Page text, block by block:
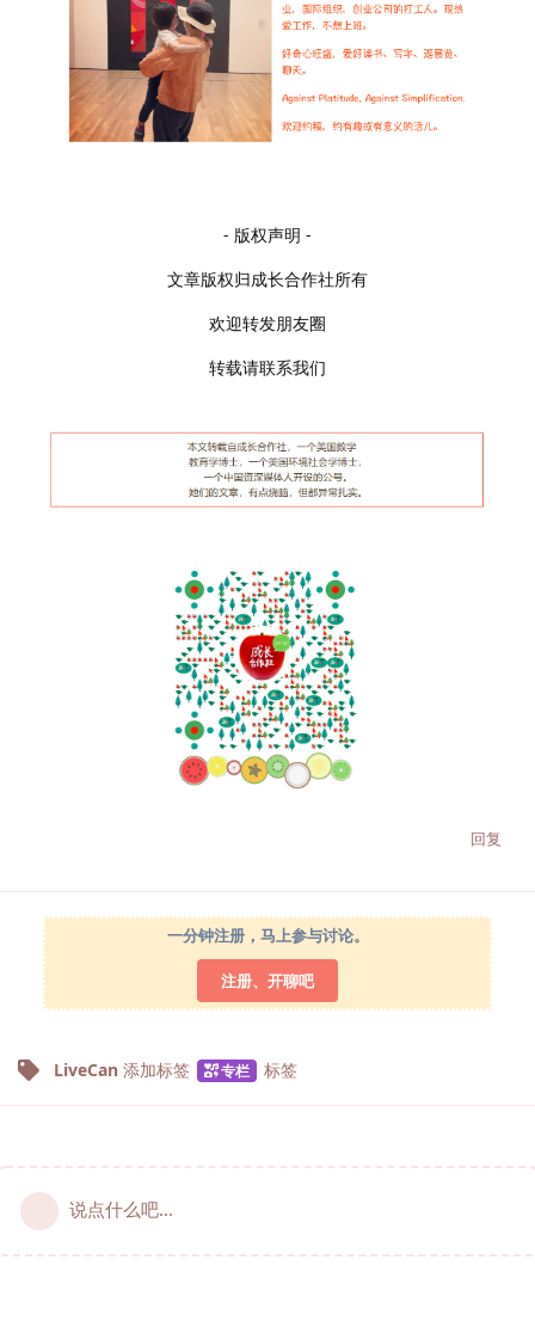
- 版权声明 -
文章版权归成长合作社所有
欢迎转发朋友圈
转载请联系我们
回复
一分钟注册，马上参与讨论。
注册、开聊吧
LiveCan 添加标签 专栏 标签
说点什么吧...